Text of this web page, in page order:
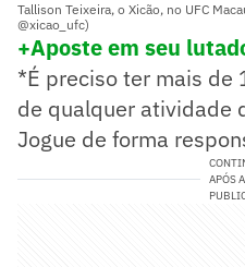
Tallison Teixeira, o Xicão, no UFC
@xicao_ufc)
+Aposte em seu
*É preciso ter mais
de qualquer atividade
Jogue de forma
APÓS A